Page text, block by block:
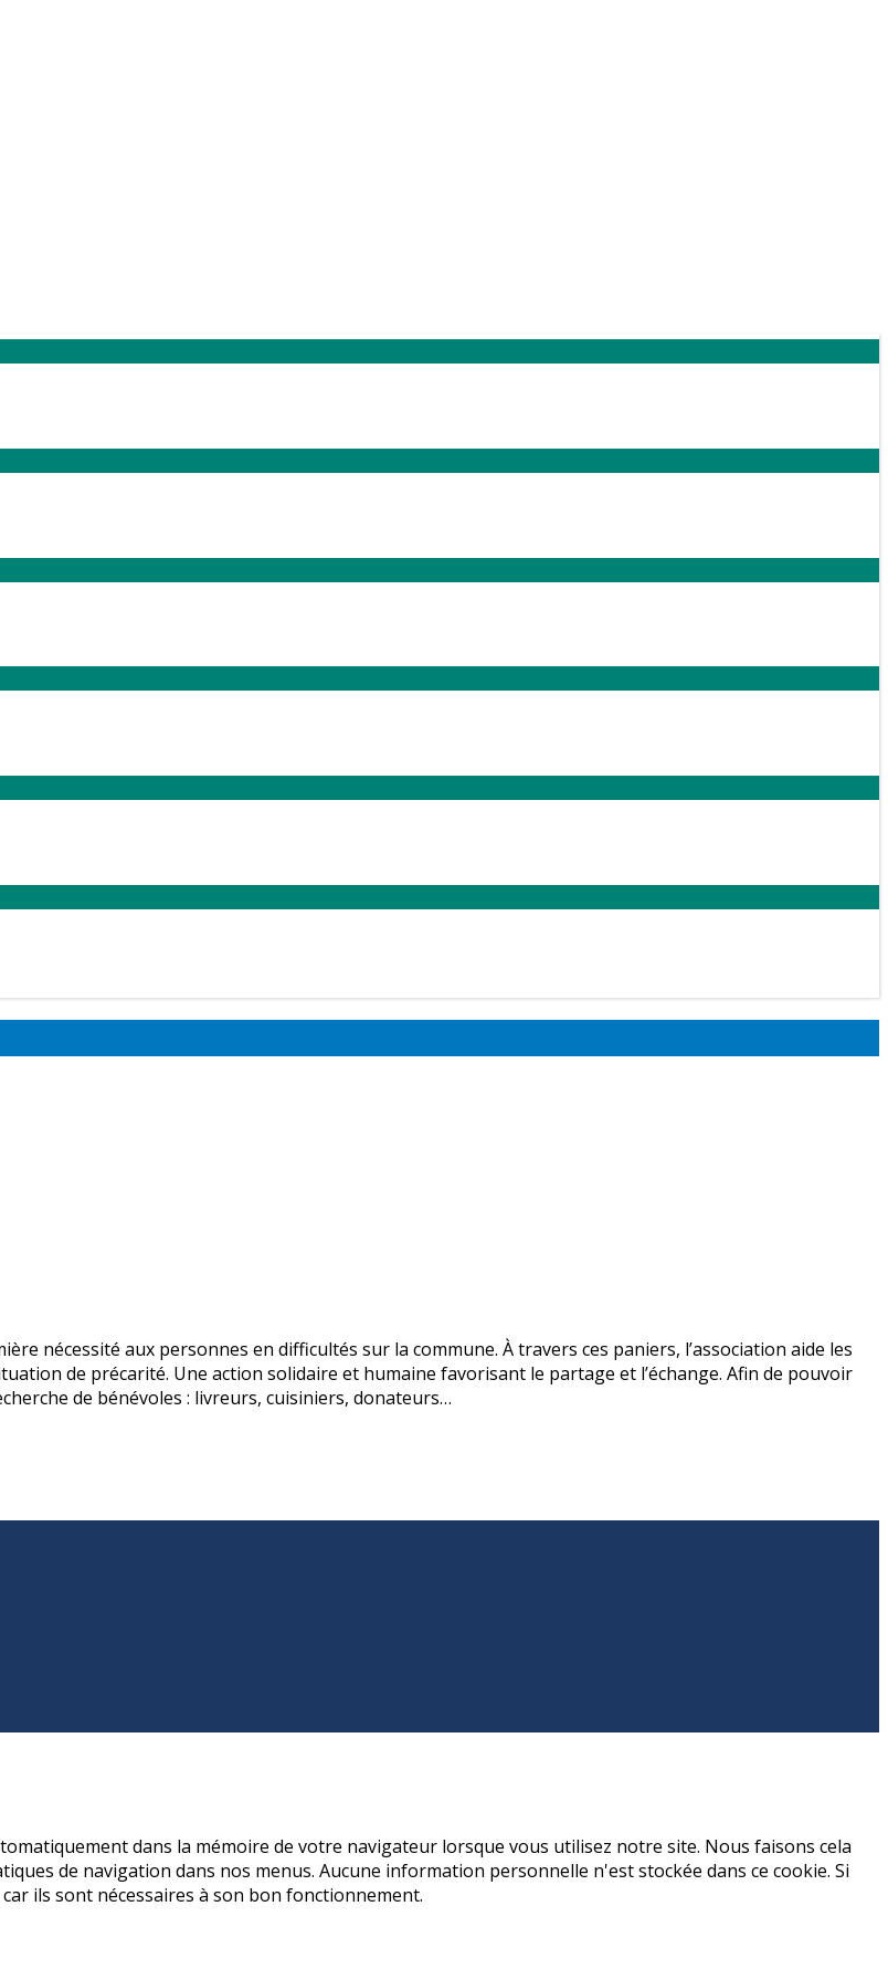
nécessité aux personnes en difficultés sur la commune. À travers ces paniers, l’association aide les
de précarité. Une action solidaire et humaine favorisant le partage et l’échange. Afin de pouvoir
de bénévoles : livreurs, cuisiniers, donateurs…
dans la mémoire de votre navigateur lorsque vous utilisez notre site. Nous faisons cela
de navigation dans nos menus. Aucune information personnelle n'est stockée dans ce cookie. Si
ils sont nécessaires à son bon fonctionnement.